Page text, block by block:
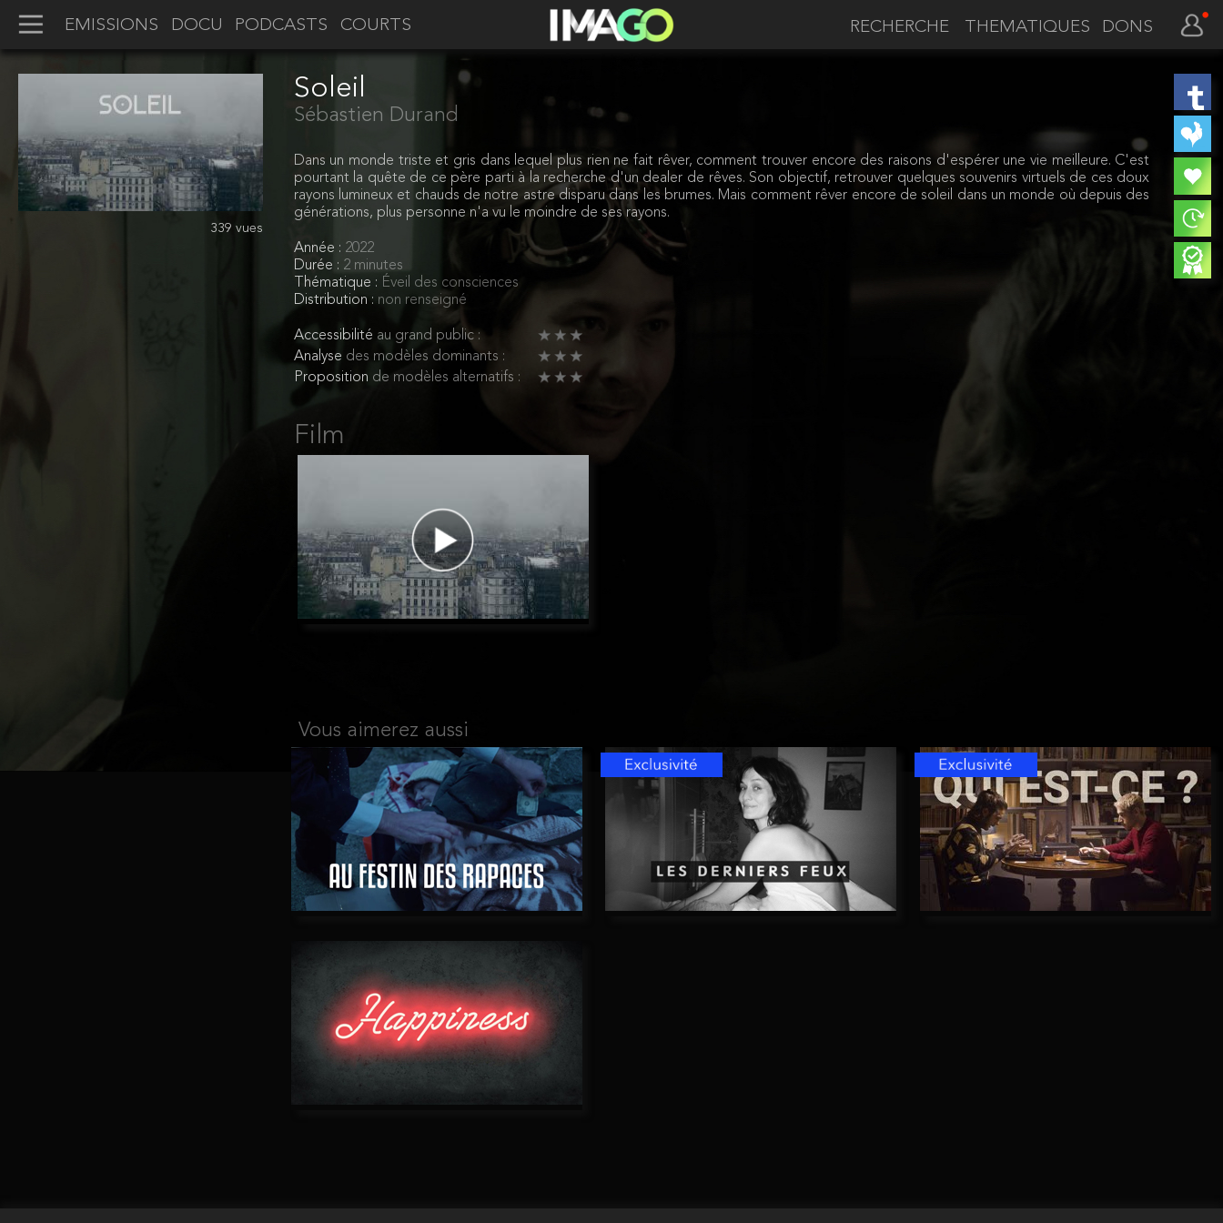
EMISSIONS DOCU PODCASTS COURTS THEMATIQUES DONS
339 vues
Soleil
Sébastien Durand
Dans un monde triste et gris dans lequel plus rien ne fait rêver, comment trouver encore des raisons d'espérer une vie meilleure. C'est
pourtant la quête de ce père parti à la recherche d'un dealer de rêves. Son objectif, retrouver quelques souvenirs virtuels de ces doux
rayons lumineux et chauds de notre astre disparu dans les brumes. Mais comment rêver encore de soleil dans un monde où depuis des
générations, plus personne n'a vu le moindre de ses rayons.
Année : 2022
Durée : 2 minutes
Thématique : Éveil des consciences
Distribution : non renseigné
Accessibilité au grand public :
Analyse des modèles dominants :
Proposition de modèles alternatifs :
Film
Vous aimerez aussi